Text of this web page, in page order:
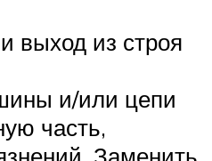
выход из строя
и/или цепи
часть,